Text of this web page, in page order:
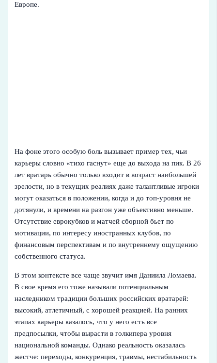
Европе.
На фоне этого особую боль вызывает пример тех, чьи
карьеры словно «тихо гаснут» еще до выхода на пик. В 26
лет вратарь обычно только входит в возраст наибольшей
зрелости, но в текущих реалиях даже талантливые игроки
могут оказаться в положении, когда и до топ-уровня не
дотянули, и времени на разгон уже объективно меньше.
Отсутствие еврокубков и матчей сборной бьет по
мотивации, по интересу иностранных клубов, по
финансовым перспективам и по внутреннему ощущению
собственного статуса.
В этом контексте все чаще звучит имя Даниила Ломаева.
В свое время его тоже называли потенциальным
наследником традиции больших российских вратарей:
высокий, атлетичный, с хорошей реакцией. На ранних
этапах карьеры казалось, что у него есть все
предпосылки, чтобы вырасти в голкипера уровня
национальной команды. Однако реальность оказалась
жестче: переходы, конкуренция, травмы, нестабильность